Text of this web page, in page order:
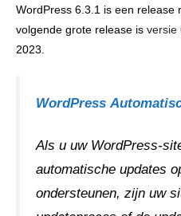
WordPress 6.3.1 is een release
volgende grote release is versie
2023.
WordPress
Als u uw WordPress-
automatische updates
ondersteunen, zijn uw